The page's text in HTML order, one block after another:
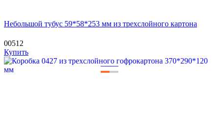
Небольшой тубус 59*58*253 мм из трехслойного картона
00512
Купить
——